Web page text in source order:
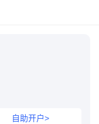
自助开户>